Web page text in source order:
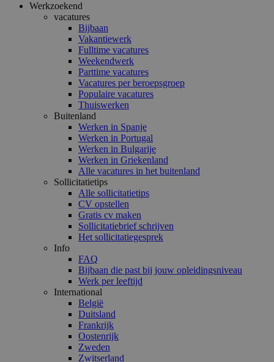
Werkzoekend
vacatures
Bijbaan
Vakantiewerk
Fulltime vacatures
Weekendwerk
Parttime vacatures
Vacatures per beroepsgroep
Populaire vacatures
Thuiswerken
Buitenland
Werken in Spanje
Werken in Portugal
Werken in Bulgarije
Werken in Griekenland
Alle vacatures in het buitenland
Sollicitatietips
Alle sollicitatietips
CV opstellen
Gratis cv maken
Sollicitatiebrief schrijven
Het sollicitatiegesprek
Info
FAQ
Bijbaan die past bij jouw opleidingsniveau
Werk per leeftijd
International
België
Duitsland
Frankrijk
Oostenrijk
Zweden
Zwitserland